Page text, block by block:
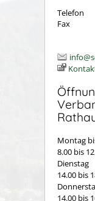
Telefon
Fax
Montag
8.00 bis
14.00 bis
14.00 bis